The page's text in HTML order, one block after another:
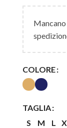
Mancano
COLORE
TAGLIA
S
M L